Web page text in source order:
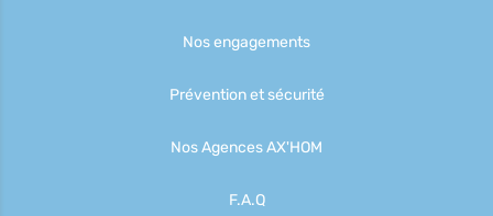
Nos engagements
Prévention et sécurité
Nos Agences AX'HOM
F.A.Q